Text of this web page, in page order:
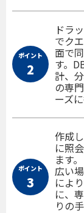
ポイント
2
ドラ
でク
面で
す。
計、
の専
ーズ
ポイント
3
作成
に照
ます
広い
によ
に、
りの